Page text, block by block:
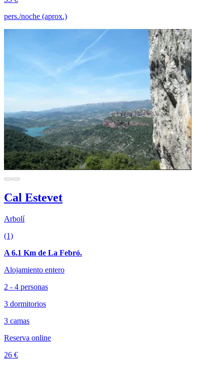
pers./noche (aprox.)
Cal Estevet
Arbolí
(1)
A 6.1 Km de La Febró.
Alojamiento entero
2 - 4 personas
3 dormitorios
3 camas
Reserva online
26 €